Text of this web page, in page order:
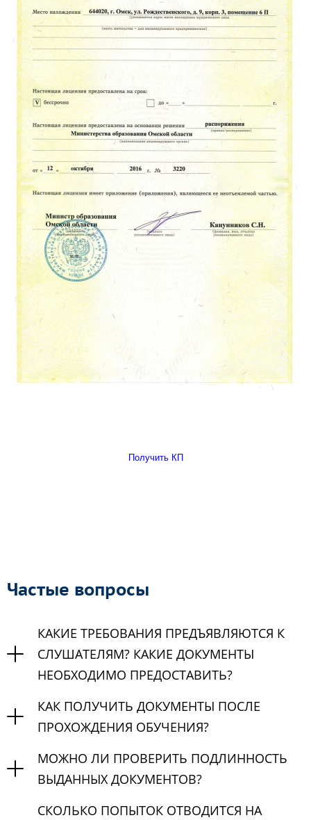
Получить КП
Частые вопросы
КАКИЕ ТРЕБОВАНИЯ ПРЕДЪЯВЛЯЮТСЯ К
СЛУШАТЕЛЯМ? КАКИЕ ДОКУМЕНТЫ
НЕОБХОДИМО ПРЕДОСТАВИТЬ?
КАК ПОЛУЧИТЬ ДОКУМЕНТЫ ПОСЛЕ
ПРОХОЖДЕНИЯ ОБУЧЕНИЯ?
МОЖНО ЛИ ПРОВЕРИТЬ ПОДЛИННОСТЬ
ВЫДАННЫХ ДОКУМЕНТОВ?
СКОЛЬКО ПОПЫТОК ОТВОДИТСЯ НА